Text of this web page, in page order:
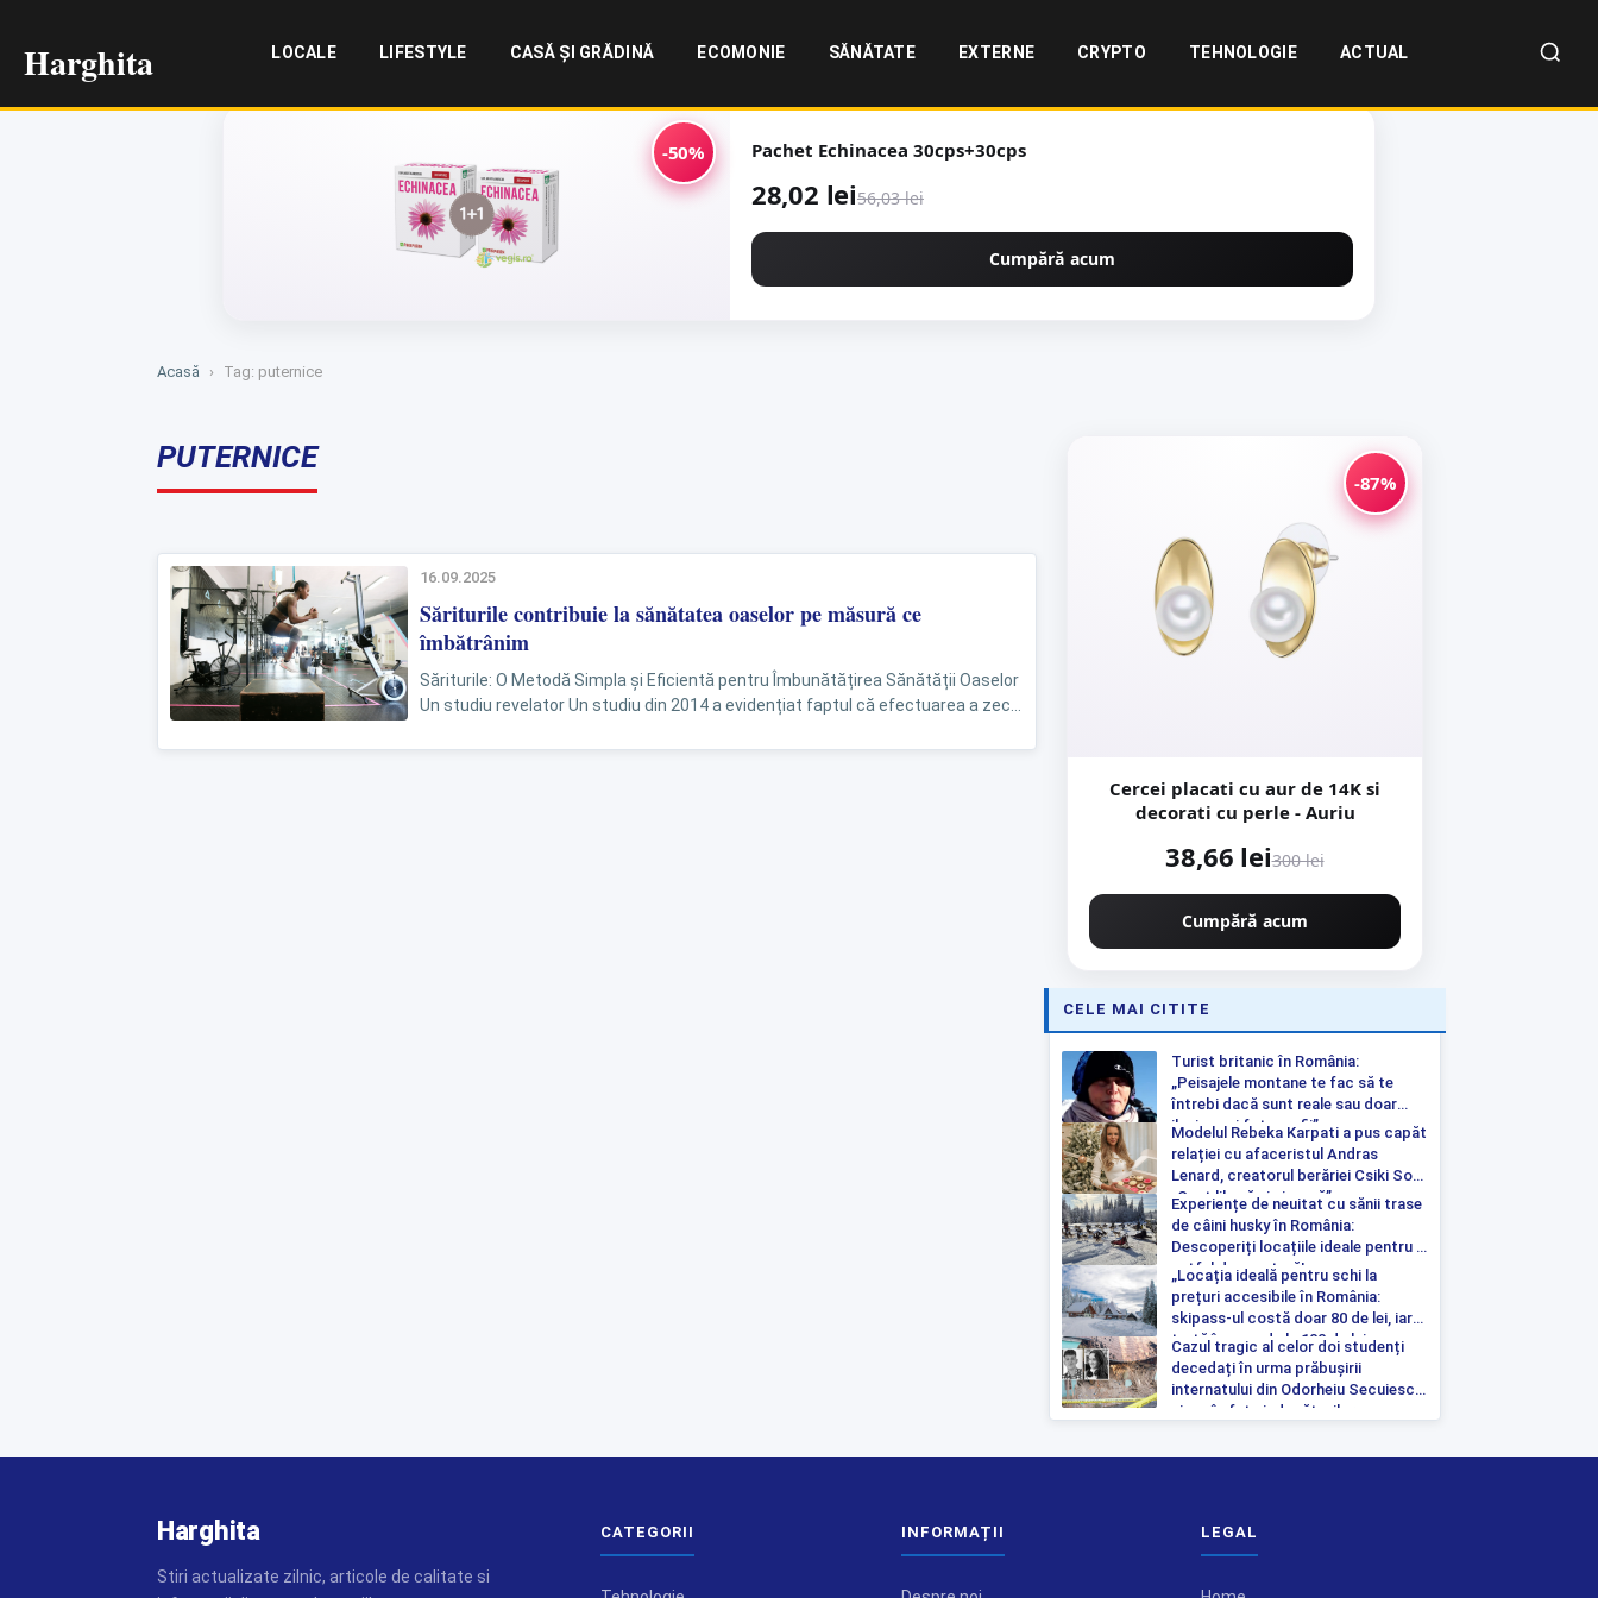
Harghita LOCALE LIFESTYLE CASĂ ȘI GRĂDINĂ ECOMONIE SĂNĂTATE EXTERNE CRYPTO TEHNOLOGIE ACTUAL
-50% Pachet Echinacea 30cps+30cps
28,02 lei56,03 lei
Cumpără acum
Acasă › Tag: puternice
PUTERNICE
16.09.2025
Săriturile contribuie la sănătatea oaselor pe măsură ce
îmbătrânim
Săriturile: O Metodă Simpla și Eficientă pentru Îmbunătățirea Sănătății Oaselor
Un studiu revelator Un studiu din 2014 a evidențiat faptul că efectuarea a zece
-87%
Cercei placati cu aur de 14K si
decorati cu perle - Auriu
38,66 lei300 lei
Cumpără acum
CELE MAI CITITE
Turist britanic în România:
„Peisajele montane te fac să te
întrebi dacă sunt reale sau doar
iluzia unei fotografii”
Modelul Rebeka Karpati a pus capăt
relației cu afaceristul Andras
Lenard, creatorul berăriei Csiki Sor:
„Sunt liberă și singură”
Experiențe de neuitat cu sănii trase
de câini husky în România:
Descoperiți locațiile ideale pentru o
astfel de aventură!
„Locația ideală pentru schi la
prețuri accesibile în România:
skipass-ul costă doar 80 de lei, iar
tartă începe de la 100 de lei pe
noapte”
Cazul tragic al celor doi studenți
decedați în urma prăbușirii
internatului din Odorheiu Secuiesc a
ajuns în fața judecătorilor
Harghita
Stiri actualizate zilnic, articole de calitate si
CATEGORII INFORMAȚII LEGAL